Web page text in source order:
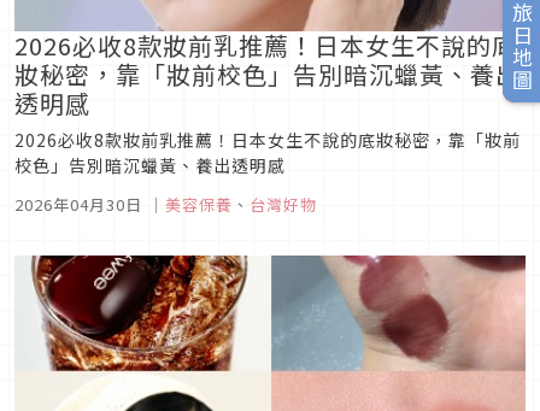
旅日地圖
2026必收8款妝前乳推薦！日本女生不說的底
妝秘密，靠「妝前校色」告別暗沉蠟黃、養出
透明感
2026必收8款妝前乳推薦！日本女生不說的底妝秘密，靠「妝前
校色」告別暗沉蠟黃、養出透明感
2026年04月30日 ｜ 美容保養 、 台灣好物